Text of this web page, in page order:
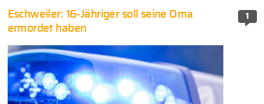
1
Eschweiler: 16-Jähriger soll seine Oma
ermordet haben